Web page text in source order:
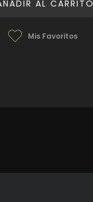
AL CARRITO
Mis Favoritos